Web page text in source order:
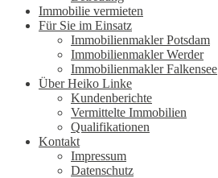
Immobilie vermieten
Für Sie im Einsatz
Immobilienmakler Potsdam
Immobilienmakler Werder
Immobilienmakler Falkensee
Über Heiko Linke
Kundenberichte
Vermittelte Immobilien
Qualifikationen
Kontakt
Impressum
Datenschutz